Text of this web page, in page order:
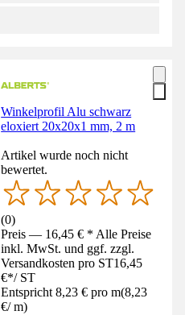
Winkelprofil Alu schwarz
eloxiert 20x20x1 mm, 2 m
Artikel wurde noch nicht
bewertet.
(0)
Preis — 16,45 € * Alle Preise
inkl. MwSt. und ggf. zzgl.
Versandkosten pro ST16,45
€*/ ST
Entspricht 8,23 € pro m(8,23
€/ m)